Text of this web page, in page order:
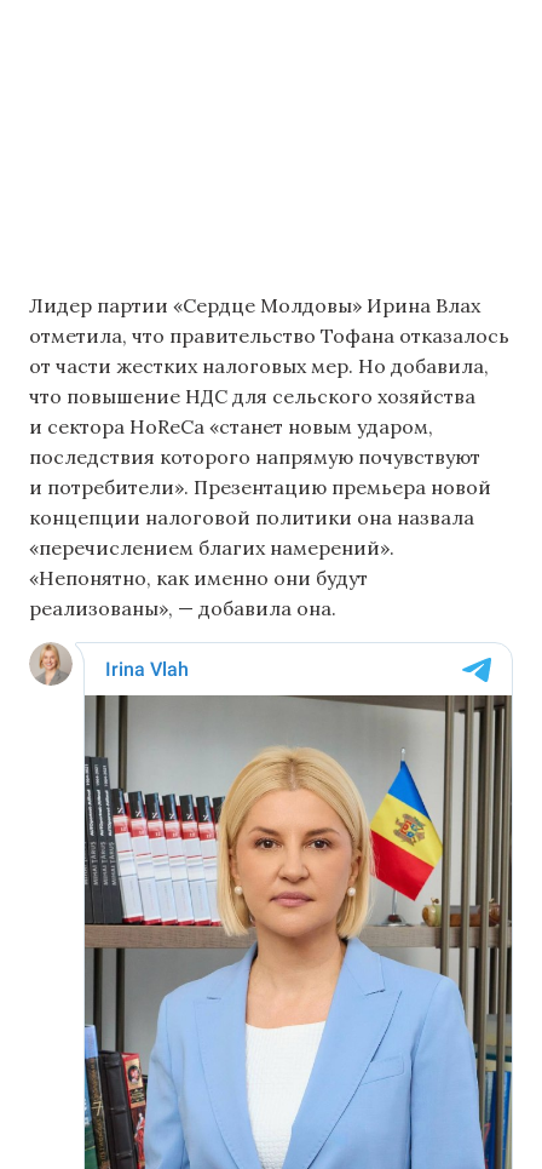
Лидер партии «Сердце Молдовы» Ирина Влах
отметила, что правительство Тофана отказалось
от части жестких налоговых мер. Но добавила,
что повышение НДС для сельского хозяйства
и сектора HoReCa «станет новым ударом,
последствия которого напрямую почувствуют
и потребители». Презентацию премьера новой
концепции налоговой политики она назвала
«перечислением благих намерений».
«Непонятно, как именно они будут
реализованы», — добавила она.